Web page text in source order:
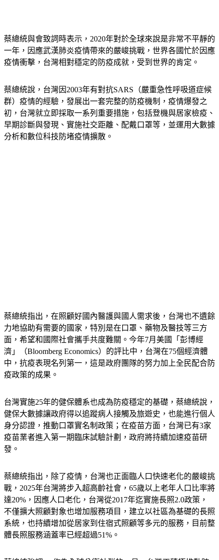
蔡總統與會致詞時表示，2020年對於全球來說是非常不平靜的
一年，因應武漢肺炎疫情帶來的嚴峻挑戰，世界各國忙於因應
疫情衝擊，台灣相對穩定的防疫成就，受到世界的肯定。
蔡總統說，台灣因2003年有對抗SARS（嚴重急性呼吸道症候
群）疫情的經驗，發展出一套完整的防疫機制，疫情爆發之
初，台灣就立即採取一系列重要措施，包括登機與居家檢疫、
早期診斷與發現、實施社交距離、配戴口罩等，並運用大數據
分析和數位科技防堵疫情擴散。
蔡總統指出，在照顧好國內醫護與國人需求後，台灣也不遺餘
力地協助有需要的國家，特別是在口罩、藥物及醫技等三方
面，希望和國際社會攜手共度難關。今年7月美國「彭博經
濟」（Bloomberg Economics）的評比中，台灣在75個經濟體
中，抗疫表現名列第一，這是政府團隊的努力加上全民配合防
疫政策的成果。
台灣實施25年的健保體系也成為防疫穩定的基礎，蔡總統說，
健保大數據讓政府得以追蹤病人接觸及旅遊史，也能進行個人
身分認證，推動口罩實名制政策；在疫苗方面，台灣已有3家
疫苗業者進入第一期臨床試驗計劃，政府將持續加速疫苗研
發。
蔡總統指出，除了疫情，台灣也正面臨人口快速老化的嚴峻挑
戰，2025年台灣將步入超高齡社會，65歲以上老年人口比率將
達20%，因應人口老化，台灣從2017年迄實施長照2.0政策，
不僅擴大照顧對象也增加服務項目，建立以社區為基礎的長照
系統，也持續增加從居家到住宿式照顧等多元的服務，目前整
體長照服務涵蓋率已經超過51%。